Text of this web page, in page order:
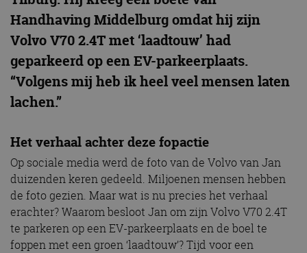
Handhaving Middelburg omdat hij zijn
Volvo V70 2.4T met ‘laadtouw’ had
geparkeerd op een EV-parkeerplaats.
“Volgens mij heb ik heel veel mensen laten
lachen.”
Het verhaal achter deze fopactie
Op sociale media werd de foto van de Volvo van Jan
duizenden keren gedeeld. Miljoenen mensen hebben
de foto gezien. Maar wat is nu precies het verhaal
erachter? Waarom besloot Jan om zijn Volvo V70 2.4T
te parkeren op een EV-parkeerplaats en de boel te
foppen met een groen ‘laadtouw’? Tijd voor een